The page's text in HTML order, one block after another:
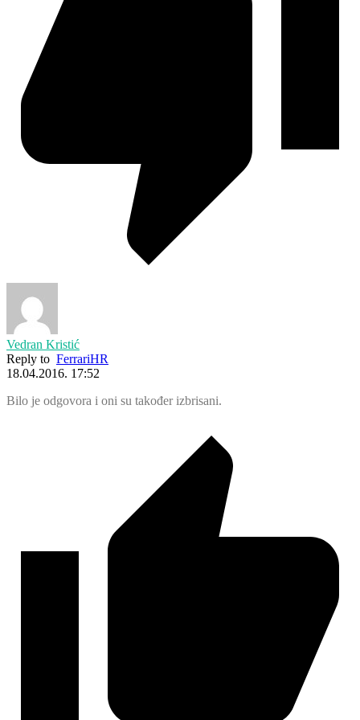
Vedran Kristić
Reply to FerrariHR
18.04.2016. 17:52
Bilo je odgovora i oni su također izbrisani.